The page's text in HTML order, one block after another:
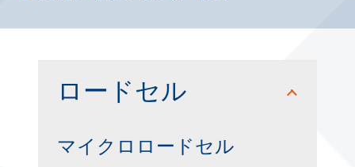
ロードセル
マイクロロードセル